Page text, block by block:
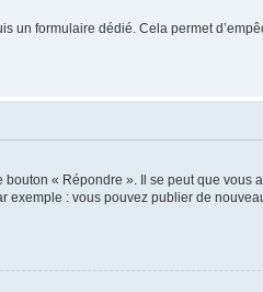
un formulaire dédié. Cela permet
« Répondre ». Il se peut que vous
exemple : vous pouvez publier de